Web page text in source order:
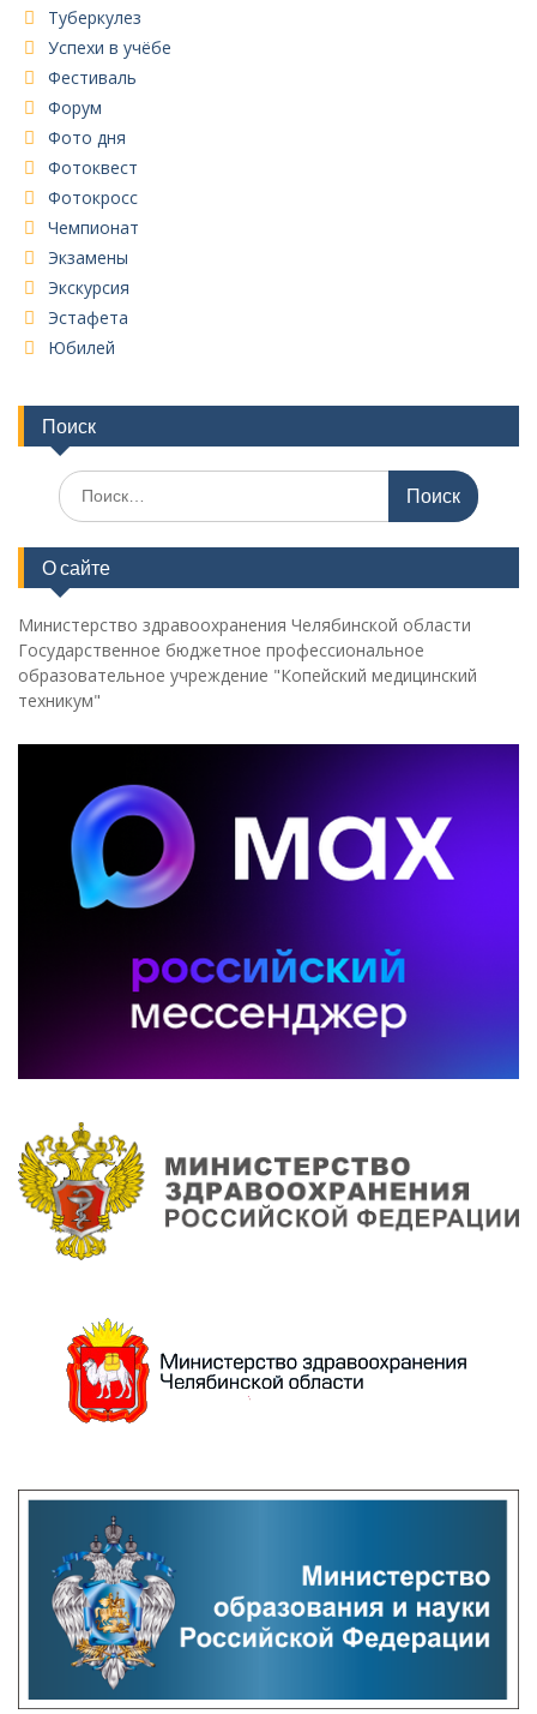
Туберкулез
Успехи в учёбе
Фестиваль
Форум
Фото дня
Фотоквест
Фотокросс
Чемпионат
Экзамены
Экскурсия
Эстафета
Юбилей
Поиск
Поиск
по:
О сайте
Министерство здравоохранения Челябинской области
Государственное бюджетное профессиональное
образовательное учреждение "Копейский медицинский
техникум"